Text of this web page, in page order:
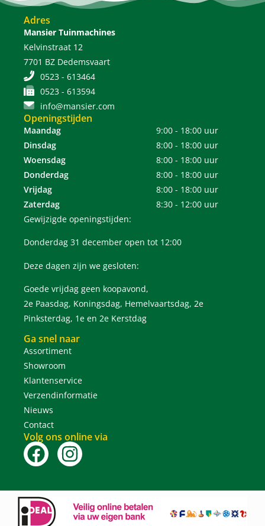
Adres
Mansier Tuinmachines
Kelvinstraat 12
7701 BZ Dedemsvaart
0523 - 613464
0523 - 613594
info@mansier.com
Openingstijden
Maandag
9:00 - 18:00 uur
Dinsdag
8:00 - 18:00 uur
Woensdag
8:00 - 18:00 uur
Donderdag
8:00 - 18:00 uur
Vrijdag
8:00 - 18:00 uur
Zaterdag
8:30 - 12:00 uur
Gewijzigde openingstijden:
Donderdag 31 december open tot 12:00
Deze dagen zijn we gesloten:
Goede vrijdag geen koopavond,
2e Paasdag, Koningsdag, Hemelvaartsdag, 2e
Pinksterdag, 1e en 2e Kerstdag
Ga snel naar
Assortiment
Showroom
Klantenservice
Verzendinformatie
Nieuws
Contact
Volg ons online via